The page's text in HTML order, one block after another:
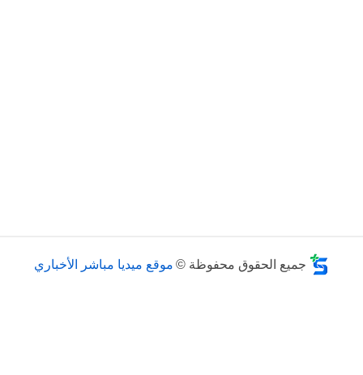
جميع الحقوق محفوظة © موقع ميديا مباشر الأخباري